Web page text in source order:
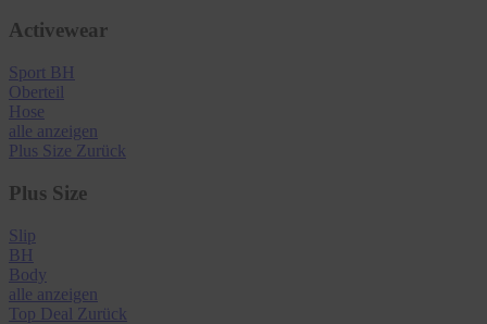
Activewear
Sport BH
Oberteil
Hose
alle anzeigen
Plus Size Zurück
Plus Size
Slip
BH
Body
alle anzeigen
Top Deal Zurück